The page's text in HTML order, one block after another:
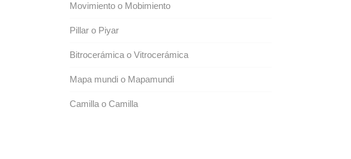
Movimiento o Mobimiento
Pillar o Piyar
Bitrocerámica o Vitrocerámica
Mapa mundi o Mapamundi
Camilla o Camilla